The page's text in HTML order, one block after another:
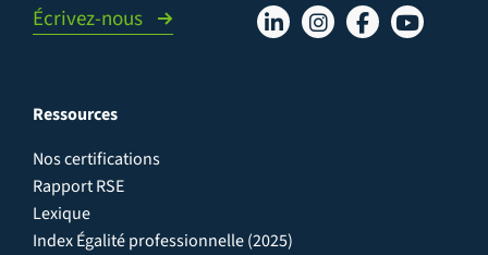
Écrivez-nous
Ressources
Nos certifications
Rapport RSE
Lexique
Index Égalité professionnelle (2025)